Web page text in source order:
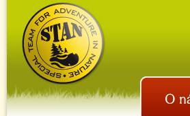
istan.cz
letní tábory 2026, školní
výlety, akce na víkend,
teambuilding